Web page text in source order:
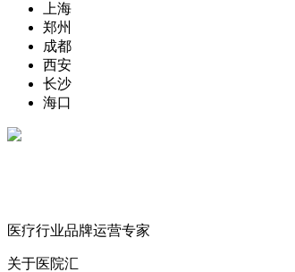
上海
郑州
成都
西安
长沙
海口
医疗行业品牌运营专家
关于医院汇